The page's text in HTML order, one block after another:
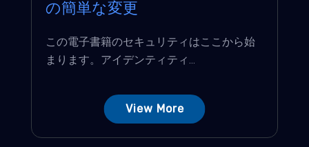
の簡単な変更
この電子書籍のセキュリティはここから始
まります。アイデンティティ...
View More